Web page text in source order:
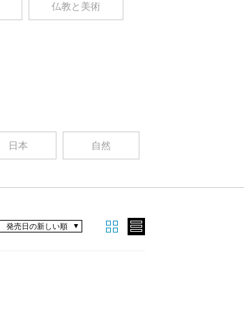
仏教と美術
日本 自然
発売日の新しい順